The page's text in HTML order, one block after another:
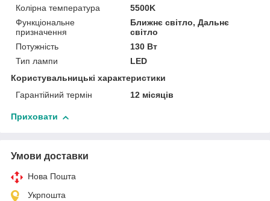
Колірна температура
5500K
Функціональне
призначення
Ближнє світло, Дальнє
світло
Потужність
130 Вт
Тип лампи
LED
Користувальницькі характеристики
Гарантійний термін
12 місяців
Приховати
Умови доставки
Нова Пошта
Укрпошта